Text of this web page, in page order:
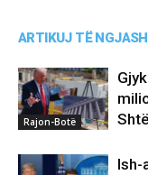
ARTIKUJ TË
Rajon-Botë
Ish-